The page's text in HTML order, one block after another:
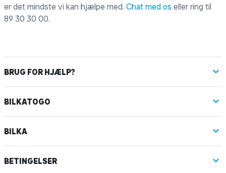
er det mindste vi kan hjælpe med. Chat med os eller ring til
89 30 30 00.
BRUG FOR HJÆLP?
BILKATOGO
BILKA
BETINGELSER